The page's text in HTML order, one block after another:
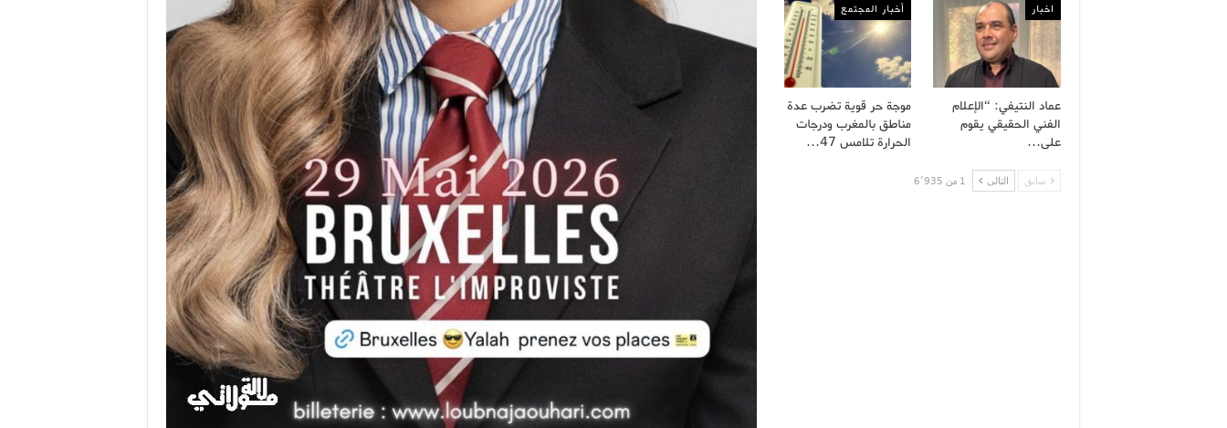
اخبار
عماد النتيفي: “الإعلام
الفني الحقيقي يقوم
على…
أخبار المجتمع
موجة حر قوية تضرب عدة
مناطق بالمغرب ودرجات
الحرارة تلامس 47…
سابق التالى 1 من 6٬935